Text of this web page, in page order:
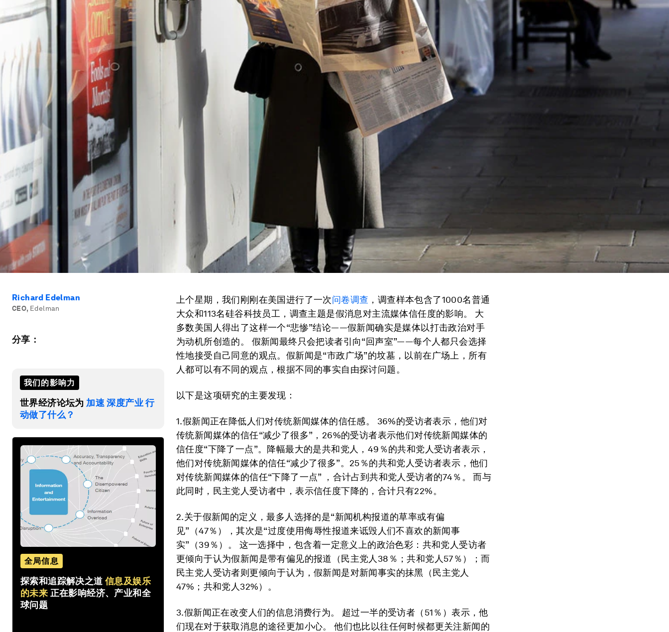
Richard Edelman
CEO, Edelman
分享：
我们的影响力
世界经济论坛为 加速 深度产业 行
动做了什么？
全局信息
探索和追踪解决之道 信息及娱乐
的未来 正在影响经济、产业和全
球问题
上个星期，我们刚刚在美国进行了一次问卷调查 ，调查样本包含了1000名普通
大众和113名硅谷科技员工，调查主题是假消息对主流媒体信任度的影响。 大
多数美国人得出了这样一个“悲惨”结论——假新闻确实是媒体以打击政治对手
为动机所创造的。 假新闻最终只会把读者引向“回声室”——每个人都只会选择
性地接受自己同意的观点。假新闻是“市政广场”的坟墓，以前在广场上，所有
人都可以有不同的观点，根据不同的事实自由探讨问题。
以下是这项研究的主要发现：
1.假新闻正在降低人们对传统新闻媒体的信任感。 36%的受访者表示，他们对
传统新闻媒体的信任“减少了很多”，26%的受访者表示他们对传统新闻媒体的
信任度“下降了一点”。降幅最大的是共和党人，49％的共和党人受访者表示，
他们对传统新闻媒体的信任“减少了很多”。25％的共和党人受访者表示，他们
对传统新闻媒体的信任“下降了一点” ，合计占到共和党人受访者的74％。 而与
此同时，民主党人受访者中，表示信任度下降的，合计只有22%。
2.关于假新闻的定义，最多人选择的是“新闻机构报道的草率或有偏
见”（47％），其次是“过度使用侮辱性报道来诋毁人们不喜欢的新闻事
实”（39％）。 这一选择中，包含着一定意义上的政治色彩：共和党人受访者
更倾向于认为假新闻是带有偏见的报道（民主党人38％；共和党人57％）；而
民主党人受访者则更倾向于认为，假新闻是对新闻事实的抹黑（民主党人
47%；共和党人32%）。
3.假新闻正在改变人们的信息消费行为。 超过一半的受访者（51％）表示，他
们现在对于获取消息的途径更加小心。 他们也比以往任何时候都更关注新闻的